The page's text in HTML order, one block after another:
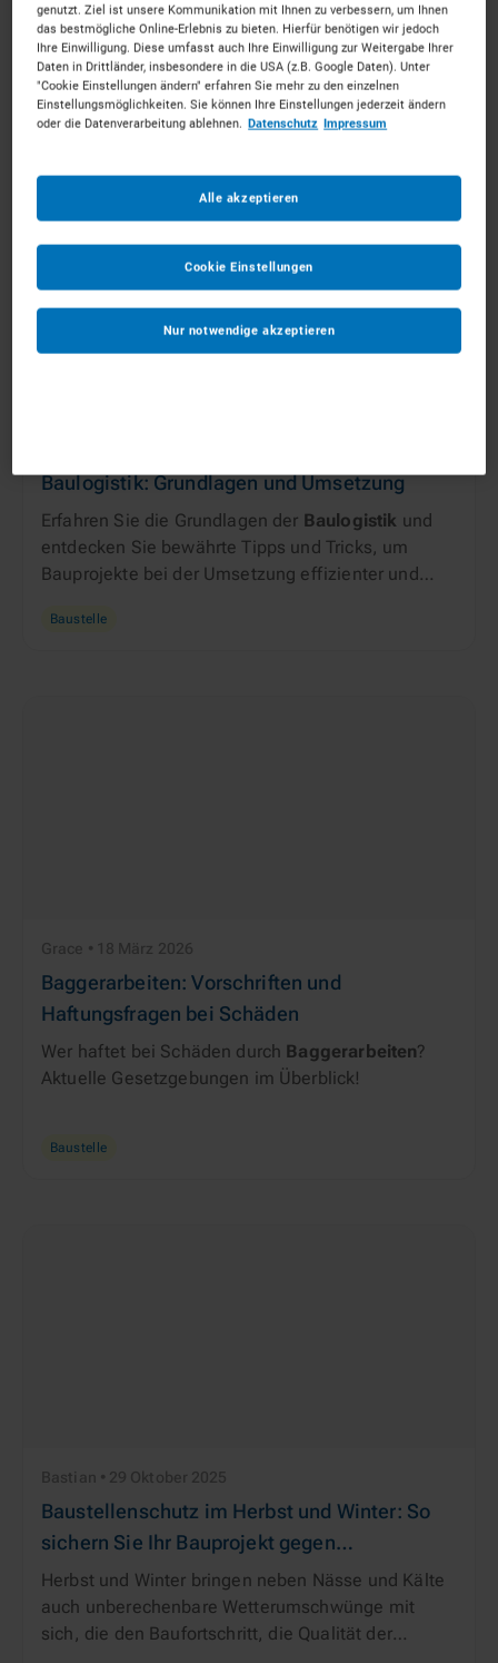
Was tun nach einem Einbruch in Ihren
Baucontainer? Erfahren Sie, wie Sie jetzt vorgehen
sollten.
Baustelle
Baulogistik: Grundlagen und Umsetzung
Erfahren Sie die Grundlagen der Baulogistik und
entdecken Sie bewährte Tipps und Tricks, um
Bauprojekte bei der Umsetzung effizienter und
Baustelle
Grace • 18 März 2026
Baggerarbeiten: Vorschriften und
Haftungsfragen bei Schäden
Wer haftet bei Schäden durch Baggerarbeiten?
Aktuelle Gesetzgebungen im Überblick!
Baustelle
Bastian • 29 Oktober 2025
Baustellenschutz im Herbst und Winter: So
sichern Sie Ihr Bauprojekt gegen
Wetterrisiken
Herbst und Winter bringen neben Nässe und Kälte
auch unberechenbare Wetterumschwünge mit
sich, die den Baufortschritt, die Qualität der
genutzt. Ziel ist unsere Kommunikation mit Ihnen zu verbessern, um Ihnen
das bestmögliche Online-Erlebnis zu bieten. Hierfür benötigen wir jedoch
Ihre Einwilligung. Diese umfasst auch Ihre Einwilligung zur Weitergabe Ihrer
Daten in Drittländer, insbesondere in die USA (z.B. Google Daten). Unter
"Cookie Einstellungen ändern" erfahren Sie mehr zu den einzelnen
Einstellungsmöglichkeiten. Sie können Ihre Einstellungen jederzeit ändern
oder die Datenverarbeitung ablehnen. Datenschutz Impressum
Nur notwendige akzeptieren
Alle akzeptieren
Cookie Einstellungen